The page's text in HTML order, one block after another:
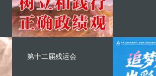
第十二届残运会